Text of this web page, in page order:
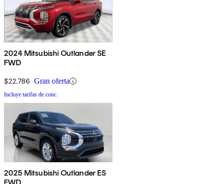
2024 Mitsubishi Outlander SE
FWD
$22,786 Gran oferta
Incluye tarifas de conc.
2025 Mitsubishi Outlander ES